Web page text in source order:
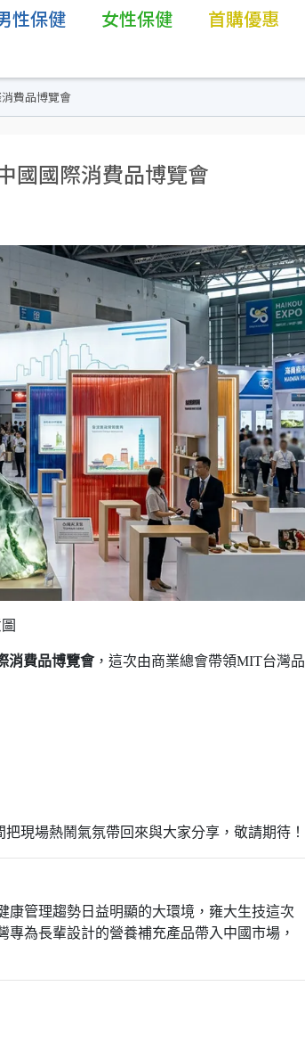
性保健 女性保健 首購優惠
費品博覽會
國國際消費品博覽會
消費品博覽會，這次由商業總會帶領MIT台灣品
把現場熱鬧氣氛帶回來與大家分享，敬請期待！
康管理趨勢日益明顯的大環境，雍大生技這次
專為長輩設計的營養補充產品帶入中國市場，